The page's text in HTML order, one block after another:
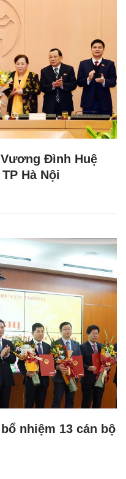
Đình Huệ
Hà Nội
nhiệm 13 cán bộ